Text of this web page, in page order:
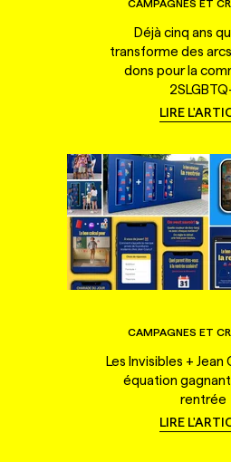
CAMPAGNES ET
Déjà cinq ans
transforme des
dons pour la
LIRE
CAMPAGNES ET
Les Invisibles + Jean
équation
rentrée
LIRE